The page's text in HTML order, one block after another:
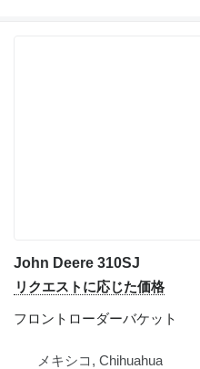
John Deere 310SJ
リクエストに応じた価格
フロントローダーバケット
メキシコ, Chihuahua